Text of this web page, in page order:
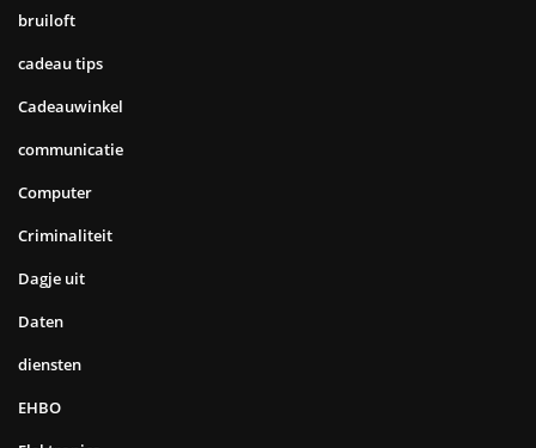
bruiloft
cadeau tips
Cadeauwinkel
communicatie
Computer
Criminaliteit
Dagje uit
Daten
diensten
EHBO